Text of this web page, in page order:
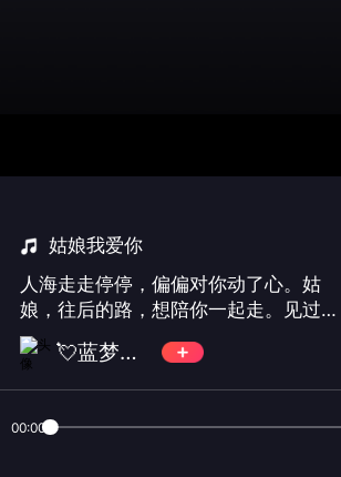
姑娘我爱你
人海走走停停，偏偏对你动了心。姑
娘，往后的路，想陪你一起走。见过许
多人，唯独对你格外上心。姑娘，我爱
你，不止一时兴起。你的出现，温柔了
我所有岁月。愿以余生相伴，护你岁岁
亲爱的姑娘，满心满眼皆是你。
💘蓝梦梦蓝天💘
00:00